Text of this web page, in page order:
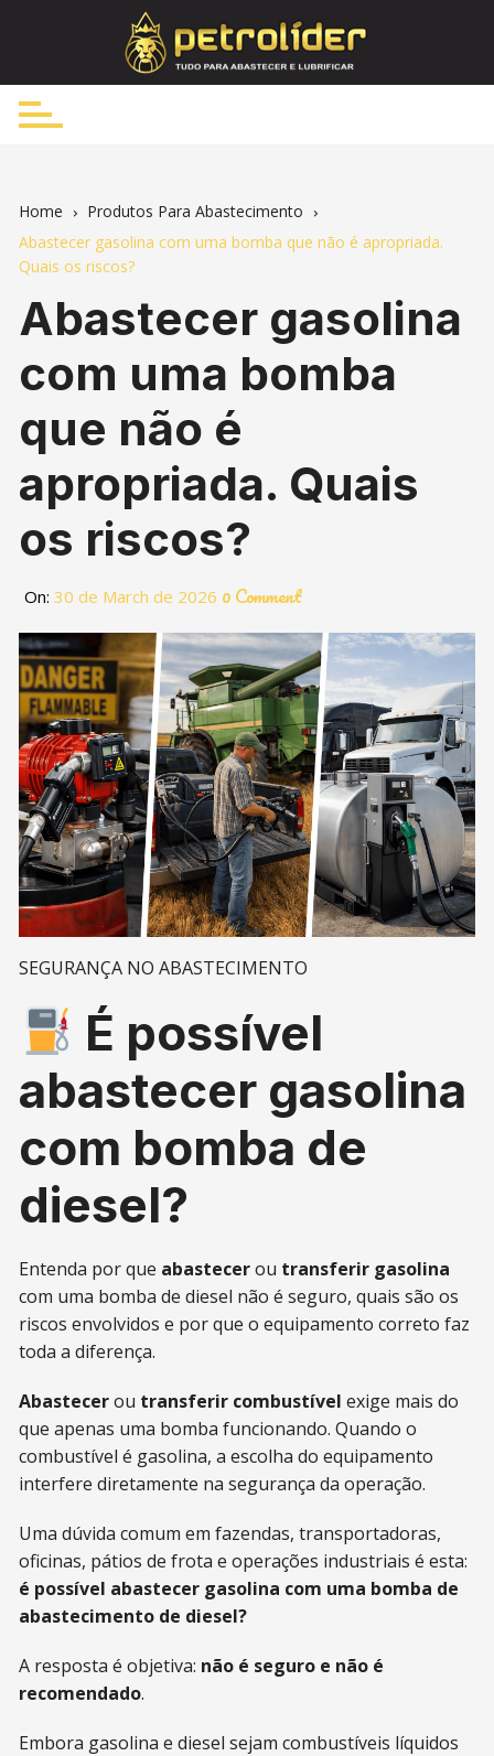
Home
Produtos Para Abastecimento
Abastecer gasolina com uma bomba que não é apropriada.
Quais os riscos?
Abastecer gasolina
com uma bomba
que não é
apropriada. Quais
os riscos?
On:30 de March de 2026 0 Comment
SEGURANÇA NO ABASTECIMENTO
É possível
abastecer gasolina
com bomba de
diesel?
Entenda por que abastecerou transferir gasolina
com uma bomba de diesel não é seguro, quais são os
riscos envolvidos e por que o equipamento correto faz
toda a diferença.
Abastecerou transferir combustível exige mais do
que apenas uma bomba funcionando. Quando o
combustível é gasolina, a escolha do equipamento
interfere diretamente na segurança da operação.
Uma dúvida comum em fazendas, transportadoras,
oficinas, pátios de frota e operações industriais é esta:
é possível abastecer gasolina com uma bomba de
abastecimento de diesel?
A resposta é objetiva: não é seguro e não é
recomendado.
Embora gasolina e diesel sejam combustíveis líquidos